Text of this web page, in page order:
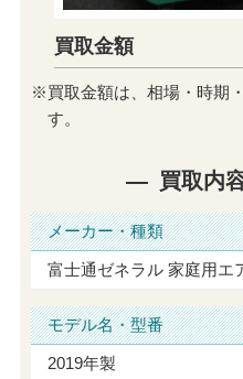
買取金額
※買取金額は、相場・時期
す。
買取内
メーカー・種類
富士通ゼネラル 家庭用エ
モデル名・型番
2019年製